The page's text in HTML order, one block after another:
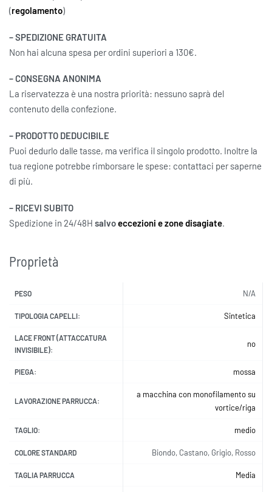
(regolamento)
– SPEDIZIONE GRATUITA
Non hai alcuna spesa per ordini superiori a 130€.
– CONSEGNA ANONIMA
La riservatezza è una nostra priorità: nessuno saprà del
contenuto della confezione.
– PRODOTTO DEDUCIBILE
Puoi dedurlo dalle tasse, ma verifica il singolo prodotto. Inoltre la
tua regione potrebbe rimborsare le spese: contattaci per saperne
di più.
– RICEVI SUBITO
Spedizione in 24/48H salvoeccezioni e zone disagiate.
Proprietà
PESO N/A
TIPOLOGIA CAPELLI: Sintetica
LACE FRONT (ATTACCATURA
INVISIBILE):
no
PIEGA: mossa
LAVORAZIONE PARRUCCA:
a macchina con monofilamento su
vortice/riga
TAGLIO: medio
COLORE STANDARD Biondo, Castano, Grigio, Rosso
TAGLIA PARRUCCA Media